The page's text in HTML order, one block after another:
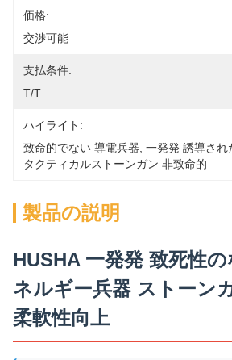
価格:
交渉可能
支払条件:
T/T
ハイライト:
致命的でない 導電兵器 一発発 誘導され
タクティカルストーンガン 非致命的
製品の説明
HUSHA 一発発 致死性
ネルギー兵器 ストーン
柔軟性向上